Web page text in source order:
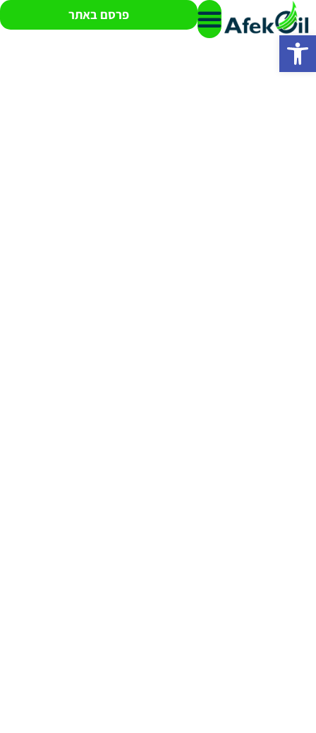
פתח סרגל נגישות
פרסם באתר